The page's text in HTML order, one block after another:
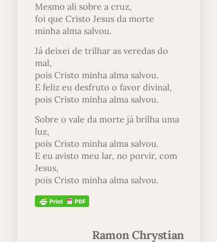
Mesmo ali sobre a cruz,
foi que Cristo Jesus da morte
minha alma salvou.
Já deixei de trilhar as veredas do
mal,
pois Cristo minha alma salvou.
E feliz eu desfruto o favor divinal,
pois Cristo minha alma salvou.
Sobre o vale da morte já brilha uma
luz,
pois Cristo minha alma salvou.
E eu avisto meu lar, no porvir, com
Jesus,
pois Cristo minha alma salvou.
Ramon Chrystian